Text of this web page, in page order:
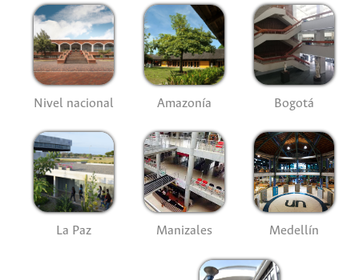
Nivel nacional Amazonía Bogotá
La Paz Manizales Medellín